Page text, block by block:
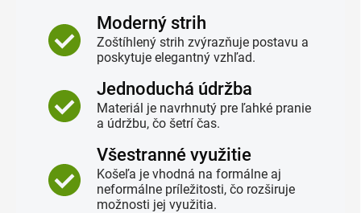
Moderný strih
Zoštíhlený strih zvýrazňuje postavu a
poskytuje elegantný vzhľad.
Jednoduchá údržba
Materiál je navrhnutý pre ľahké pranie
a údržbu, čo šetrí čas.
Všestranné využitie
Košeľa je vhodná na formálne aj
neformálne príležitosti, čo rozširuje
možnosti jej využitia.